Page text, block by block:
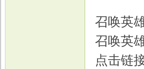
召唤英
召唤英
点击链